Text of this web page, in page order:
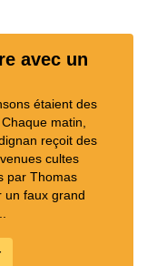
avec un
étaient des
matin,
reçoit des
cultes
par Thomas
un faux grand